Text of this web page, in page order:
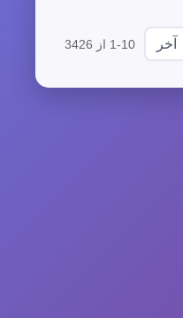
آخر 1-10 از 3426